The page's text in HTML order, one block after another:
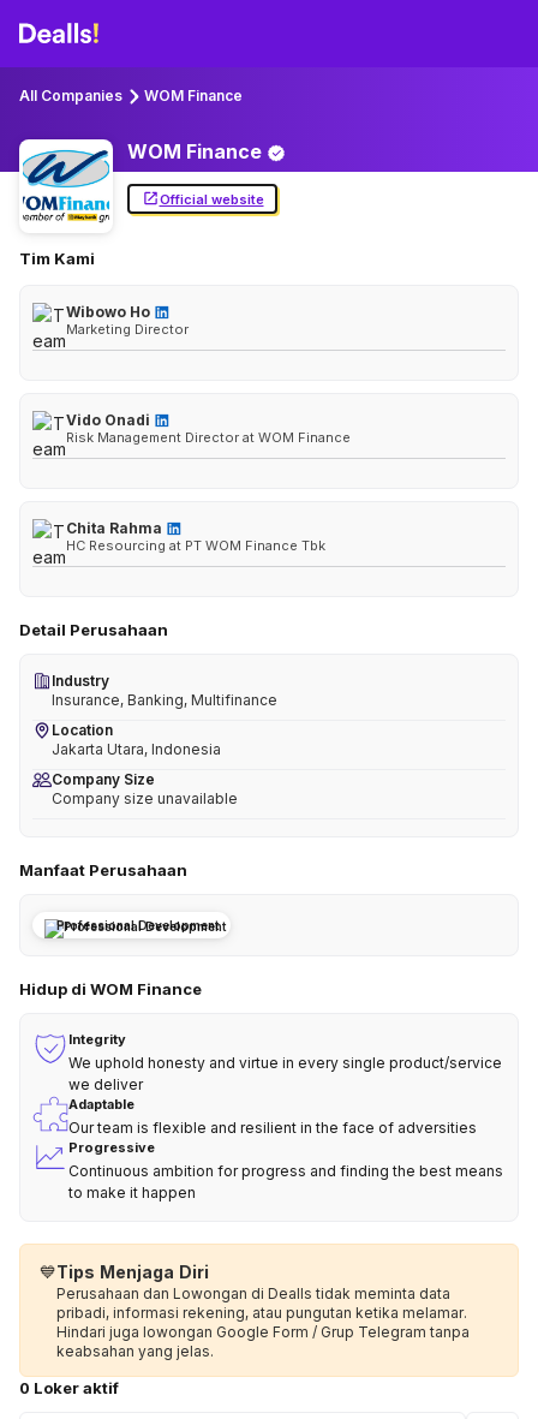
All Companies WOM Finance
WOM Finance
Official website
Tim Kami
Wibowo Ho
Marketing Director
Vido Onadi
Risk Management Director at WOM Finance
Chita Rahma
HC Resourcing at PT WOM Finance Tbk
Detail Perusahaan
Industry
Insurance, Banking, Multifinance
Location
Jakarta Utara, Indonesia
Company Size
Company size unavailable
Manfaat Perusahaan
Professional Development
Hidup di WOM Finance
Integrity
We uphold honesty and virtue in every single product/service
we deliver
Adaptable
Our team is flexible and resilient in the face of adversities
Progressive
Continuous ambition for progress and finding the best means
to make it happen
💙Tips Menjaga Diri
Perusahaan dan Lowongan di Dealls tidak meminta data
pribadi, informasi rekening, atau pungutan ketika melamar.
Hindari juga lowongan Google Form / Grup Telegram tanpa
keabsahan yang jelas.
0 Loker aktif